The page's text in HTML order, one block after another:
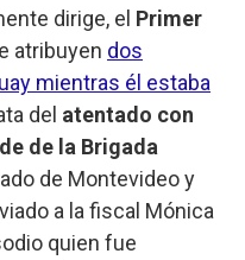
dirige, el Primer
atribuyen dos
mientras él estaba
del atentado con
de la Brigada
de Montevideo y
a la fiscal Mónica
quien fue